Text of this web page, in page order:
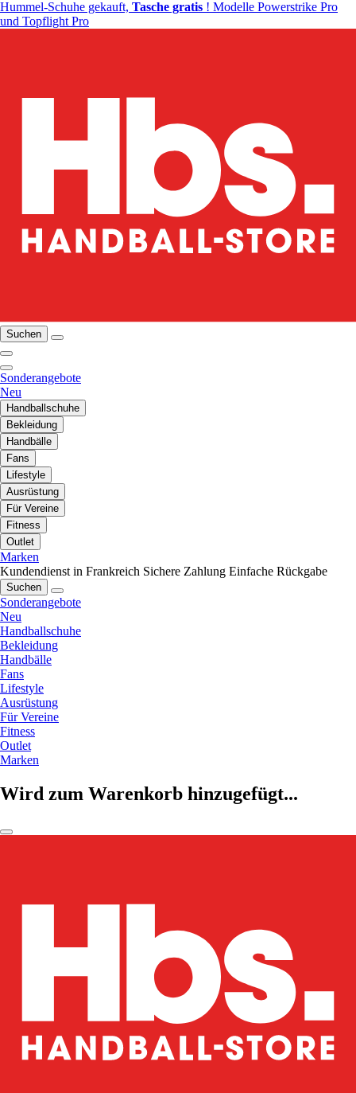
Hummel-Schuhe gekauft, Tasche gratis ! Modelle Powerstrike Pro
und Topflight Pro
Suchen
Sonderangebote
Neu
Handballschuhe
Bekleidung
Handbälle
Fans
Lifestyle
Ausrüstung
Für Vereine
Fitness
Outlet
Marken
Kundendienst in Frankreich Sichere Zahlung Einfache Rückgabe
Suchen
Sonderangebote
Neu
Handballschuhe
Bekleidung
Handbälle
Fans
Lifestyle
Ausrüstung
Für Vereine
Fitness
Outlet
Marken
Wird zum Warenkorb hinzugefügt...